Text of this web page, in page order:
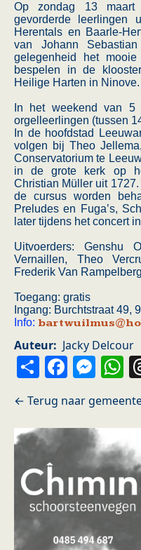
Op zondag 13
gevorderde leerlingen
Herentals en Baarle-
van Johann
gelegenheid het
bespelen in de
Heilige Harten in Ninove.
In het weekend van
orgelleerlingen (tussen
In de hoofdstad
volgen bij Theo
Conservatorium te
in de grote kerk op
Christian Müller uit
de cursus worden
Preludes en Fuga’s,
later tijdens het concert
Uitvoerders: Genshu
Vernaillen, Theo
Frederik Van
Toegang: gratis
Ingang: Burchtstraat 49,
Info:
Auteur Jacky Delcour
Share